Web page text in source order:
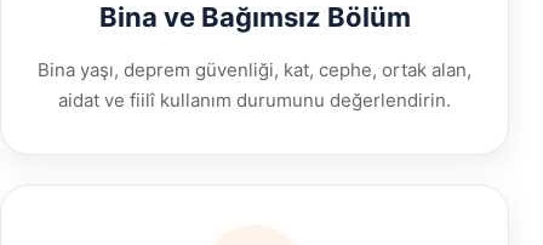
Bina ve Bağımsız Bölüm
Bina yaşı, deprem güvenliği, kat, cephe, ortak alan,
aidat ve fiilî kullanım durumunu değerlendirin.